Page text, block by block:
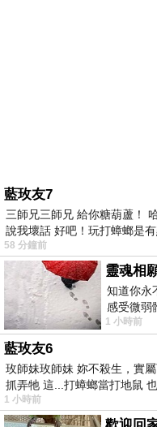
藍玫友7
三師兄三師兄 給你糖葫蘆！
說我壞話 好吧！玩打蟑螂是
58 分鐘前
靈魂相
知道你永
感受微弱
此刻忍淚
1 小時前
藍玫友6
玫師妹玫師妹 妳不殺生，實
抓弄牠 這...打蟑螂當打地鼠
1 小時前